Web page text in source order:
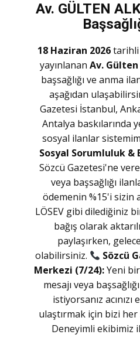
Av. GÜLTEN
18 Haziran 2026tarihli
yayınlanan Av. Gülten
başsağlığı ve anma
aşağıdan
Gazetesi İstanbul,
Antalya baskılarında
sosyal ilanlar
Sosyal Sorumluluk &
Sözcü Gazetesi'ne
veya başsağlığı
ödemenin %15'i sizin
LÖSEV gibi dilediğiniz
bağış olarak
paylaşırken,
olabilirsiniz.
Sözcü
Merkezi (7/24):Yeni
mesajı veya
istiyorsanız
ulaştırmak için bizi
Deneyimli ekibimiz